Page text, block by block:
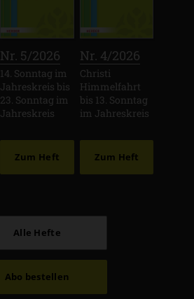
Nr. 5/2026
14. Sonntag im
Jahreskreis bis
23. Sonntag im
Jahreskreis
Zum Heft
Nr. 4/2026
Christi
Himmelfahrt
bis 13. Sonntag
im Jahreskreis
Zum Heft
Alle Hefte
Abo bestellen